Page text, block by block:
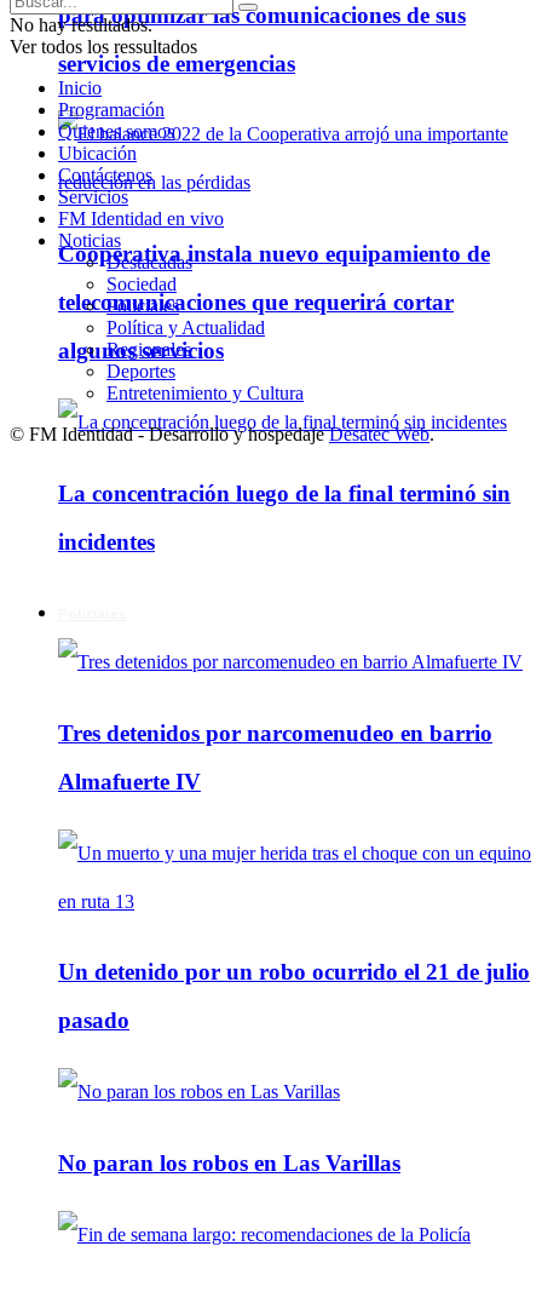
para optimizar las comunicaciones de sus
servicios de emergencias
Cooperativa instala nuevo equipamiento de
telecomunicaciones que requerirá cortar
algunos servicios
La concentración luego de la final terminó sin
incidentes
Tres detenidos por narcomenudeo en barrio
Almafuerte IV
Un detenido por un robo ocurrido el 21 de julio
pasado
No paran los robos en Las Varillas
No hay resultados.
Ver todos los ressultados
Inicio
Programación
Quienes somos
Ubicación
Contáctenos
Servicios
FM Identidad en vivo
Noticias
Destacadas
Sociedad
Policiales
Política y Actualidad
Regionales
Deportes
Entretenimiento y Cultura
© FM Identidad - Desarrollo y hospedajeDesatec Web.